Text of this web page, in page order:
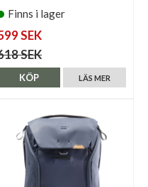
Finns i lager
SEK
SEK
LÄS MER
KÖP